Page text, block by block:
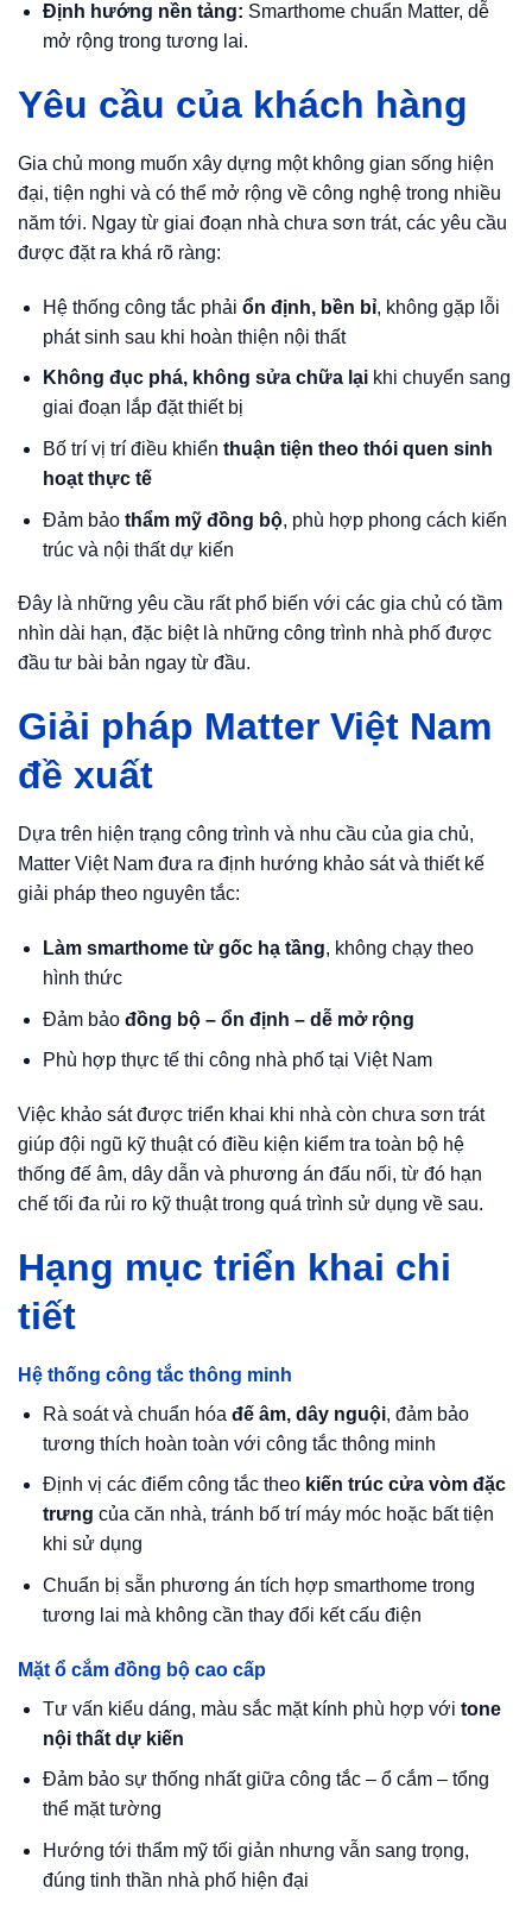
Định hướng nền tảng: Smarthome chuẩn Matter, dễ
mở rộng trong tương lai.
Yêu cầu của khách hàng
Gia chủ mong muốn xây dựng một không gian sống hiện
đại, tiện nghi và có thể mở rộng về công nghệ trong nhiều
năm tới. Ngay từ giai đoạn nhà chưa sơn trát, các yêu cầu
được đặt ra khá rõ ràng:
Hệ thống công tắc phải ổn định, bền bỉ, không gặp lỗi
phát sinh sau khi hoàn thiện nội thất
Không đục phá, không sửa chữa lạikhi chuyển sang
giai đoạn lắp đặt thiết bị
Bố trí vị trí điều khiển thuận tiện theo thói quen sinh
hoạt thực tế
Đảm bảo thẩm mỹ đồng bộ, phù hợp phong cách kiến
trúc và nội thất dự kiến
Đây là những yêu cầu rất phổ biến với các gia chủ có tầm
nhìn dài hạn, đặc biệt là những công trình nhà phố được
đầu tư bài bản ngay từ đầu.
Giải pháp Matter Việt Nam
đề xuất
Dựa trên hiện trạng công trình và nhu cầu của gia chủ,
Matter Việt Nam đưa ra định hướng khảo sát và thiết kế
giải pháp theo nguyên tắc:
Làm smarthome từ gốc hạ tầng, không chạy theo
hình thức
Đảm bảo đồng bộ – ổn định – dễ mở rộng
Phù hợp thực tế thi công nhà phố tại Việt Nam
Việc khảo sát được triển khai khi nhà còn chưa sơn trát
giúp đội ngũ kỹ thuật có điều kiện kiểm tra toàn bộ hệ
thống đế âm, dây dẫn và phương án đấu nối, từ đó hạn
chế tối đa rủi ro kỹ thuật trong quá trình sử dụng về sau.
Hạng mục triển khai chi
tiết
Hệ thống công tắc thông minh
Rà soát và chuẩn hóa đế âm, dây nguội, đảm bảo
tương thích hoàn toàn với công tắc thông minh
Định vị các điểm công tắc theo kiến trúc cửa vòm đặc
trưng của căn nhà, tránh bố trí máy móc hoặc bất tiện
khi sử dụng
Chuẩn bị sẵn phương án tích hợp smarthome trong
tương lai mà không cần thay đổi kết cấu điện
Mặt ổ cắm đồng bộ cao cấp
Tư vấn kiểu dáng, màu sắc mặt kính phù hợp với tone
nội thất dự kiến
Đảm bảo sự thống nhất giữa công tắc – ổ cắm – tổng
thể mặt tường
Hướng tới thẩm mỹ tối giản nhưng vẫn sang trọng,
đúng tinh thần nhà phố hiện đại